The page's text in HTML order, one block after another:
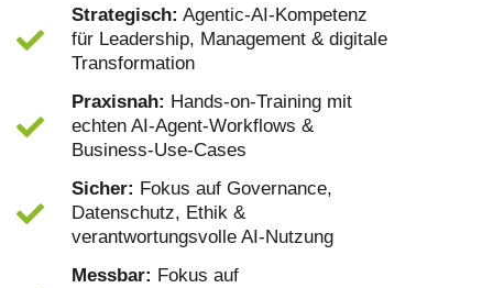
Strategisch: Agentic‑AI‑Kompetenz
für Leadership, Management & digitale
Transformation
Praxisnah: Hands‑on‑Training mit
echten AI‑Agent‑Workflows &
Business‑Use‑Cases
Sicher: Fokus auf Governance,
Datenschutz, Ethik &
verantwortungsvolle AI‑Nutzung
Messbar: Fokus auf